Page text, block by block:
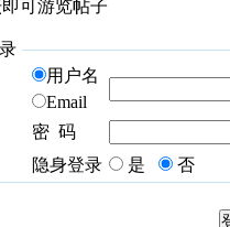
可游览帖子
用户名
Email
密 码
隐身登录
是 否